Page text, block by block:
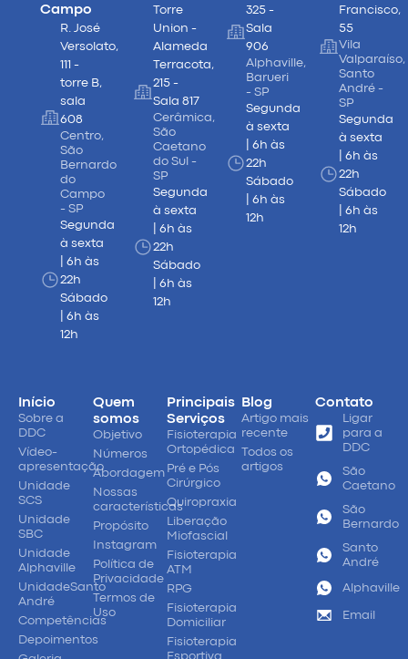
Campo
R. José
Versolato,
111 -
torre B,
sala
608
Centro,
São
Bernardo
do
Campo
- SP
Segunda
à sexta
| 6h às
22h
Sábado
| 6h às
12h
Torre
Union -
Alameda
Terracota,
215 -
Sala 817
Cerâmica,
São
Caetano
do Sul -
SP
Segunda
à sexta
| 6h às
22h
Sábado
| 6h às
12h
325 -
Sala
906
Alphaville,
Barueri
- SP
Segunda
à sexta
| 6h às
22h
Sábado
| 6h às
12h
Francisco,
55
Vila
Valparaíso,
Santo
André -
SP
Segunda
à sexta
| 6h às
22h
Sábado
| 6h às
12h
Início
Sobre a
DDC
Vídeo-
apresentação
Unidade
SCS
Unidade
SBC
Unidade
Alphaville
UnidadeSanto
André
Competências
Depoimentos
Quem
somos
Objetivo
Números
Abordagem
Nossas
características
Propósito
Instagram
Política de
Privacidade
Termos de
Uso
Principais
Serviços
Fisioterapia
Ortopédica
Pré e Pós
Cirúrgico
Quiropraxia
Liberação
Miofascial
Fisioterapia
ATM
RPG
Fisioterapia
Domiciliar
Fisioterapia
Esportiva
Blog
Artigo mais
recente
Todos os
artigos
Contato
Ligar
para a
DDC
São
Caetano
São
Bernardo
Santo
André
Alphaville
Email